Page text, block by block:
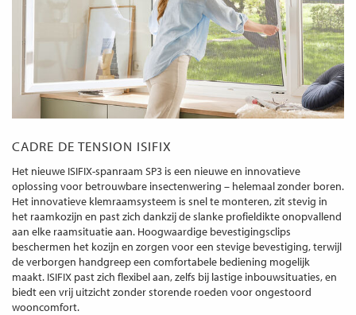
CADRE DE TENSION ISIFIX
Het nieuwe ISIFIX-spanraam SP3 is een nieuwe en innovatieve
oplossing voor betrouwbare insectenwering – helemaal zonder boren.
Het innovatieve klemraamsysteem is snel te monteren, zit stevig in
het raamkozijn en past zich dankzij de slanke profieldikte onopvallend
aan elke raamsituatie aan. Hoogwaardige bevestigingsclips
beschermen het kozijn en zorgen voor een stevige bevestiging, terwijl
de verborgen handgreep een comfortabele bediening mogelijk
maakt. ISIFIX past zich flexibel aan, zelfs bij lastige inbouwsituaties, en
biedt een vrij uitzicht zonder storende roeden voor ongestoord
wooncomfort.